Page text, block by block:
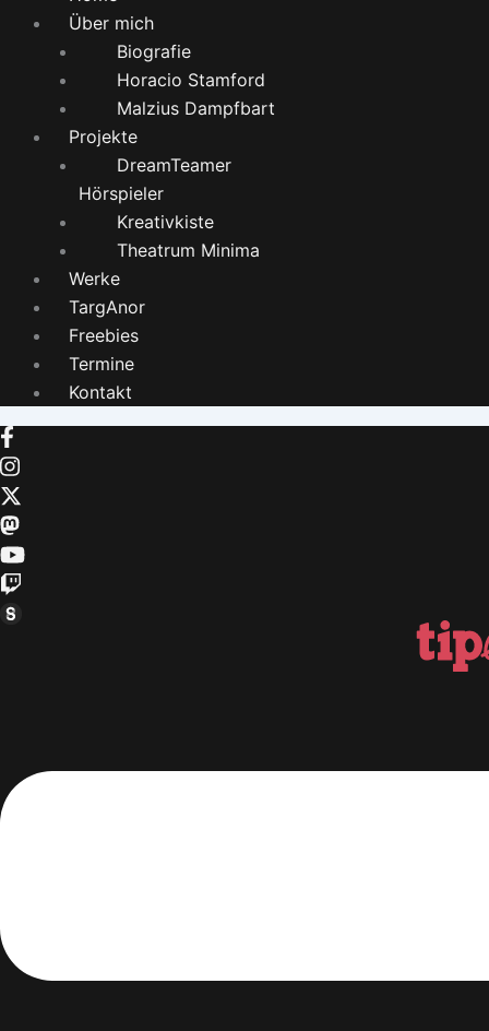
Über mich
Biografie
Horacio Stamford
Malzius Dampfbart
Projekte
DreamTeamer
Hörspieler
Kreativkiste
Theatrum Minima
Werke
TargAnor
Freebies
Termine
Kontakt